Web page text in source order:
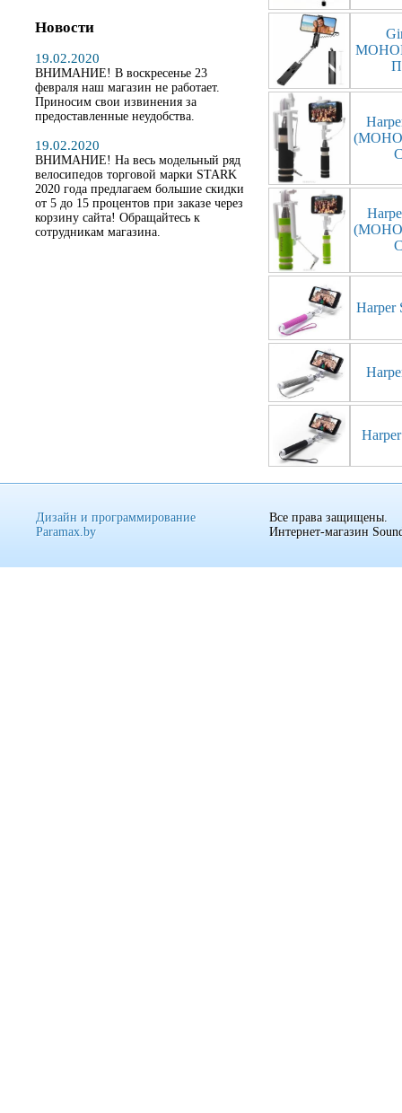
Новости
19.02.2020
ВНИМАНИЕ! В воскресенье 23
февраля наш магазин не работает.
Приносим свои извинения за
предоставленные неудобства.
19.02.2020
ВНИМАНИЕ! На весь модельный ряд
велосипедов торговой марки STARK
2020 года предлагаем большие скидки
от 5 до 15 процентов при заказе через
корзину сайта! Обращайтесь к
сотрудникам магазина.
Дизайн и программирование
Paramax.by
Все права защищены.
Интернет-магазин